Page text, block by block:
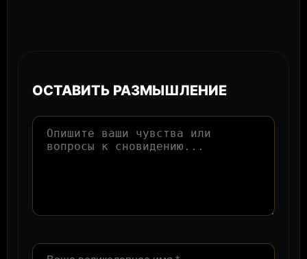
ОСТАВИТЬ РАЗМЫШЛЕНИЕ